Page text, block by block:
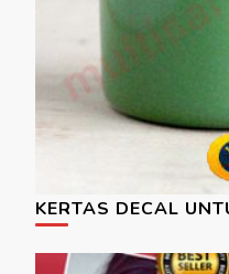
KERTAS DECAL